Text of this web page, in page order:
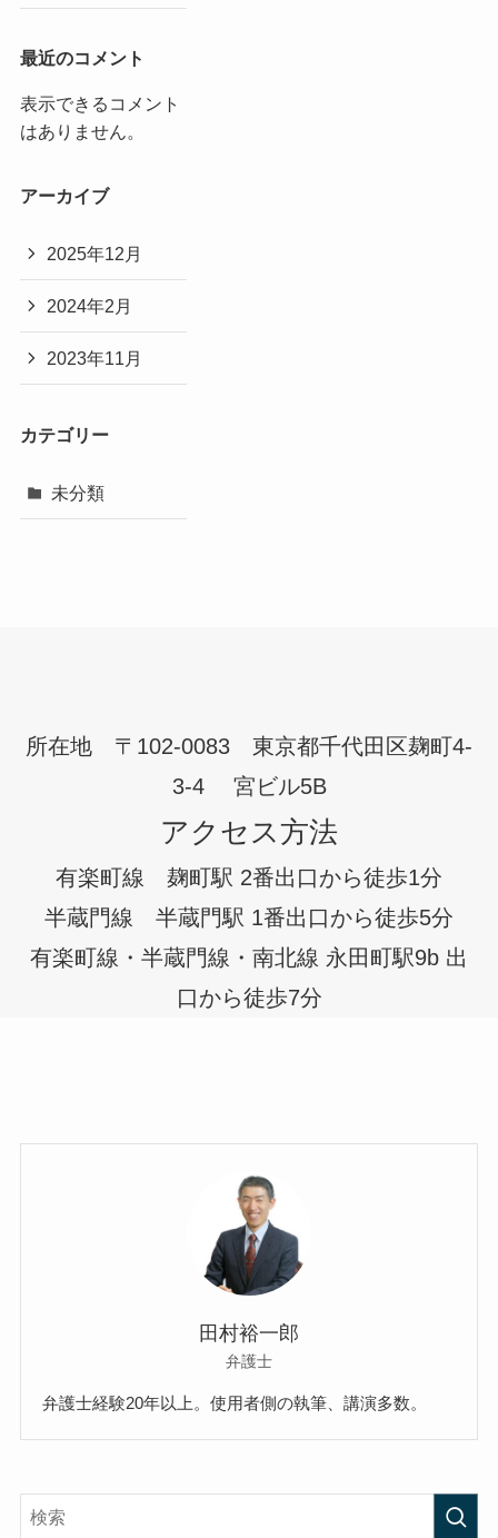
最近のコメント
表示できるコメント
はありません。
アーカイブ
2025年12月
2024年2月
2023年11月
カテゴリー
未分類
所在地 〒102-0083 東京都千代田区麹町4-
3-4 宮ビル5B
アクセス方法
有楽町線 麹町駅 2番出口から徒歩1分
半蔵門線 半蔵門駅 1番出口から徒歩5分
有楽町線・半蔵門線・南北線 永田町駅9b 出
口から徒歩7分
田村裕一郎
弁護士
弁護士経験20年以上。使用者側の執筆、講演多数。